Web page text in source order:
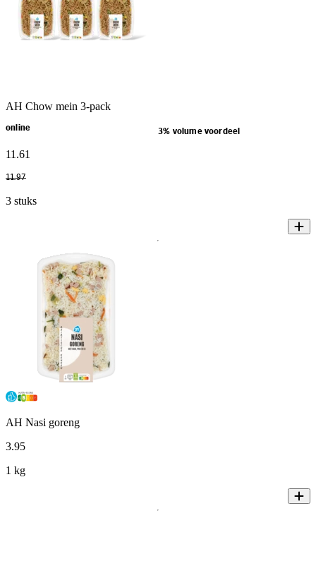
AH Chow mein 3-pack
online 3% volume voordeel
11 .61
11.97
3 stuks
AH Nasi goreng
3.95
1 kg